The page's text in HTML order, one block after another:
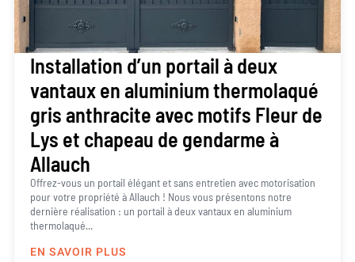
Installation d’un portail à deux
vantaux en aluminium thermolaqué
gris anthracite avec motifs Fleur de
Lys et chapeau de gendarme à
Allauch
Offrez-vous un portail élégant et sans entretien avec motorisation
pour votre propriété à Allauch ! Nous vous présentons notre
dernière réalisation : un portail à deux vantaux en aluminium
thermolaqué...
EN SAVOIR PLUS